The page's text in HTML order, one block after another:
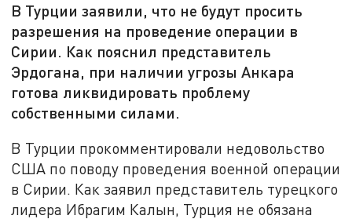
В Турции заявили, что не будут просить
разрешения на проведение операции в
Сирии. Как пояснил представитель
Эрдогана, при наличии угрозы Анкара
готова ликвидировать проблему
собственными силами.
В Турции прокомментировали недовольство
США по поводу проведения военной операции
в Сирии. Как заявил представитель турецкого
лидера Ибрагим Калын, Турция не обязана